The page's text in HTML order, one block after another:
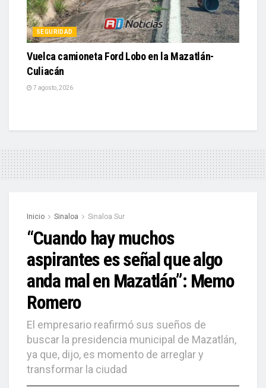
SEGURIDAD
Vuelca camioneta Ford Lobo en la Mazatlán-
Culiacán
7 agosto, 2026
Inicio Sinaloa Sinaloa Sur
“Cuando hay muchos
aspirantes es señal que algo
anda mal en Mazatlán”: Memo
Romero
El empresario reafirmó sus sueños de
buscar la presidencia municipal de Mazatlán,
ya que, dijo, es momento de arreglar y
transformar la ciudad